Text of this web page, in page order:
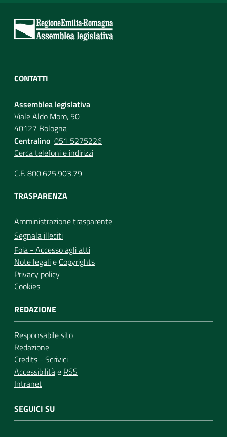
CONTATTI
Assemblea legislativa
Viale Aldo Moro, 50
40127 Bologna
Centralino 051 5275226
Cerca telefoni e indirizzi
C.F. 800.625.903.79
TRASPARENZA
Amministrazione trasparente
Segnala illeciti
Foia - Accesso agli atti
Note legalie Copyrights
Privacy policy
Cookies
REDAZIONE
Responsabile sito
Redazione
Credits - Scrivici
Accessibilitàe RSS
Intranet
SEGUICI SU